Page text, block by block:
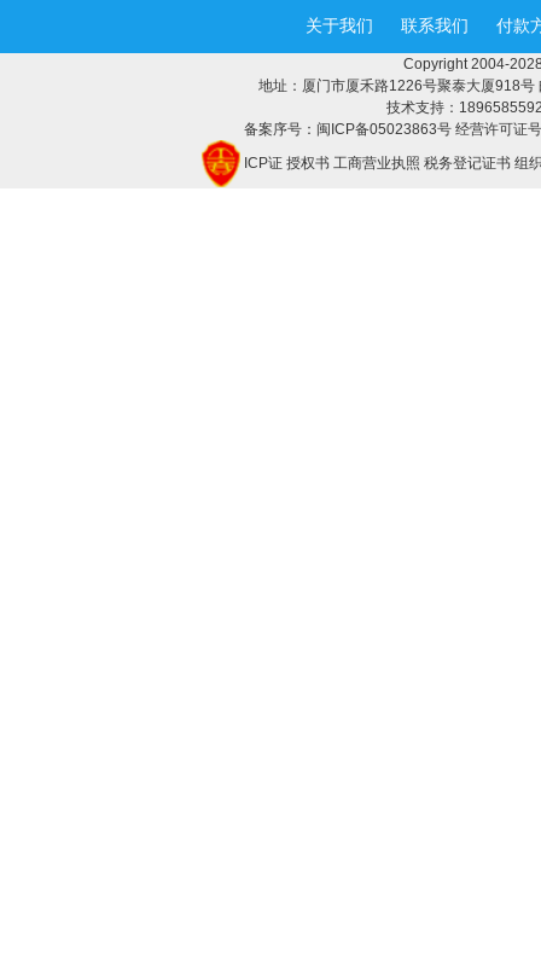
关于我们 联系我们 付款
Copyright 2004-
地址：厦门市厦禾路1226号聚泰大厦918
技术支持：
备案序号：闽ICP备05023863号 经营许可证
ICP证 授权书 工商营业执照 税务登记证书 组